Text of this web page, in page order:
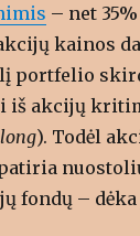
– net
kainos
portfelio
akcijų
). Todėl
fondų – dėka